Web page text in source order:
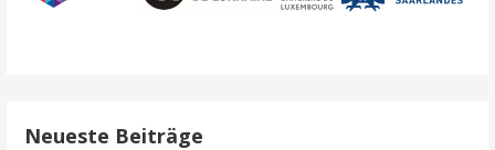
Neueste Beiträge